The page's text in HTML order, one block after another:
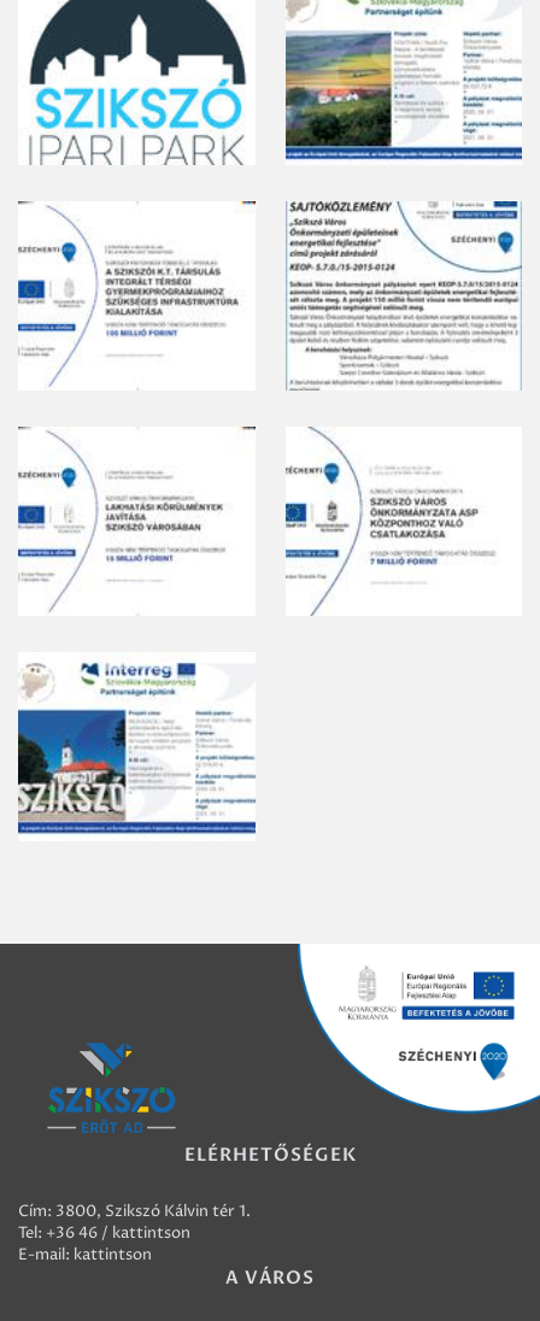
ELÉRHETŐSÉGEK
Cím: 3800, Szikszó Kálvin tér 1.
Tel: +36 46 / kattintson
E-mail: kattintson
A VÁROS